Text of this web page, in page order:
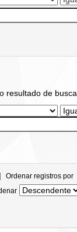
resultado de busca.
Ordenar registros por